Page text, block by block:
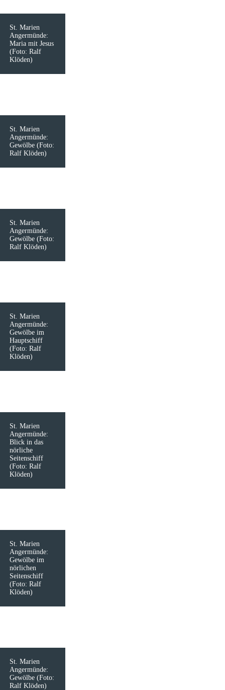
St. Marien
Angermünde:
Maria mit Jesus
(Foto: Ralf
Klöden)
St. Marien
Angermünde:
Gewölbe (Foto:
Ralf Klöden)
St. Marien
Angermünde:
Gewölbe (Foto:
Ralf Klöden)
St. Marien
Angermünde:
Gewölbe im
Hauptschiff
(Foto: Ralf
Klöden)
St. Marien
Angermünde:
Blick in das
nörliche
Seitenschiff
(Foto: Ralf
Klöden)
St. Marien
Angermünde:
Gewölbe im
nörlichen
Seitenschiff
(Foto: Ralf
Klöden)
St. Marien
Angermünde:
Gewölbe (Foto:
Ralf Klöden)